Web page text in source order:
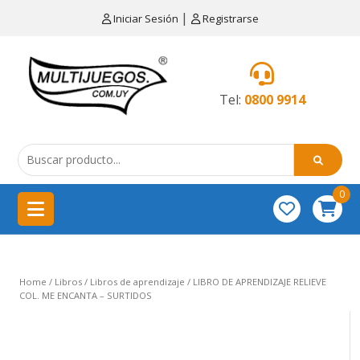
Iniciar Sesión | Registrarse
Tel: 0800 9914
MENÚ
de
cocina
China
importación
Educativos
0
Home / Libros / Libros de aprendizaje / LIBRO DE APRENDIZAJE RELIEVE
COL. ME ENCANTA – SURTIDOS